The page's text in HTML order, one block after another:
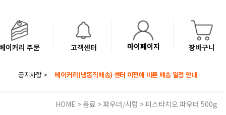
이커리 주문 고객센터 마이페이지 장바구니
공지사항 >
8월 광복절 배송안내
HOME >음료 >파우더/시럽 > 피스타치오 파우더 500g